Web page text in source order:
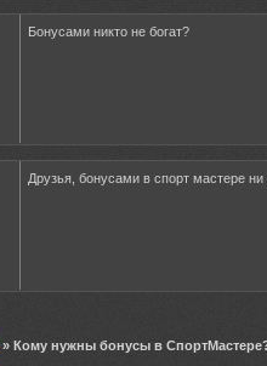
Бонусами никто не богат?
Друзья, бонусами в спорт мастере ни
» Кому нужны бонусы в